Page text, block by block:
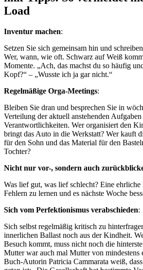
Load
Inventur machen:
Setzen Sie sich gemeinsam hin und
Wer, wann, wie oft. Schwarz auf Weiß
Momente. „Ach, das machst du so häufig
Kopf?“ – „Wusste ich ja gar nicht.“
Regelmäßige Orga-Meetings:
Bleiben Sie dran und besprechen Sie in
Verteilung der aktuell anstehenden
Verantwortlichkeiten. Wer organisiert den
bringt das Auto in die Werkstatt? Wer kauft
für den Sohn und das Material für den
Tochter?
Nicht nur vor-, sondern auch
Was lief gut, was lief schlecht? Eine
Fehlern zu lernen und es nächste Woche
Sich vom Perfektionismus verabschieden:
Sich selbst regelmäßig kritisch zu
innerlichen Ballast noch aus der Kindheit.
Besuch kommt, muss nicht noch die
Mutter war auch mal Mutter von mindestens
Buch-Autorin Patricia Cammarata weiß,